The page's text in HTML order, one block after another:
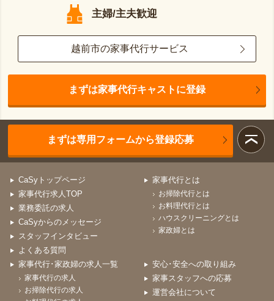
主婦/主夫歓迎
越前市の家事代行サービス
まずは家事代行キャストに登録
まずは専用フォームから登録応募
CaSyトップページ
家事代行求人TOP
業務委託の求人
CaSyからのメッセージ
スタッフインタビュー
よくある質問
家事代行とは
お掃除代行とは
お料理代行とは
ハウスクリーニングとは
家政婦とは
家事代行･家政婦の求人一覧
家事代行の求人
お掃除代行の求人
安心･安全への取り組み
家事スタッフへの応募
運営会社について